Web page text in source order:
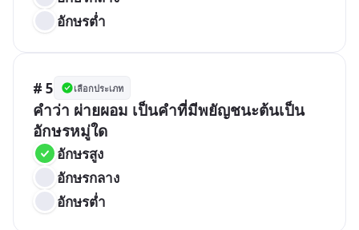
อักษรต่ำ
# 5 เลือกประเภท
คำว่า ผ่ายผอม เป็นคำที่มีพยัญชนะต้นเป็น
อักษรหมู่ใด
อักษรสูง
อักษรกลาง
อักษรต่ำ